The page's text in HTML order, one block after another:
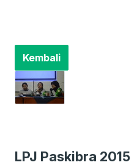
Kembali
LPJ Paskibra 2015